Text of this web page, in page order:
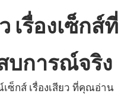
เรื่องเซ็กส์ที่
บการณ์จริง
เซ็กส์ เรื่องเสียว ที่คุณอ่าน